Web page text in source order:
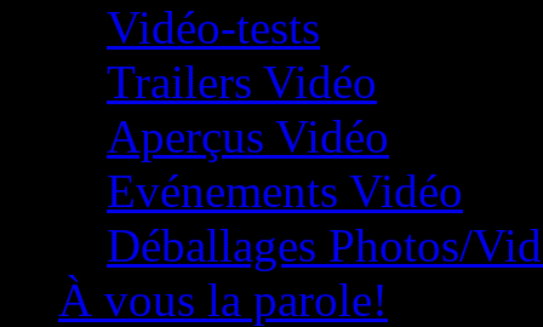
Vidéo-tests
Trailers Vidéo
Aperçus Vidéo
Evénements Vidéo
Déballages Photos/
À vous la parole!